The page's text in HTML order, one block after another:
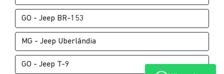
GO - Jeep BR-153
MG - Jeep Uberlândia
GO - Jeep T-9